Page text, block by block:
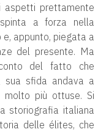
aspetti prettamente
a forza nella
appunto, piegata a
del presente. Ma
del fatto che
sua sfida andava a
molto più ottuse. Si
storiografia italiana
delle élites, che